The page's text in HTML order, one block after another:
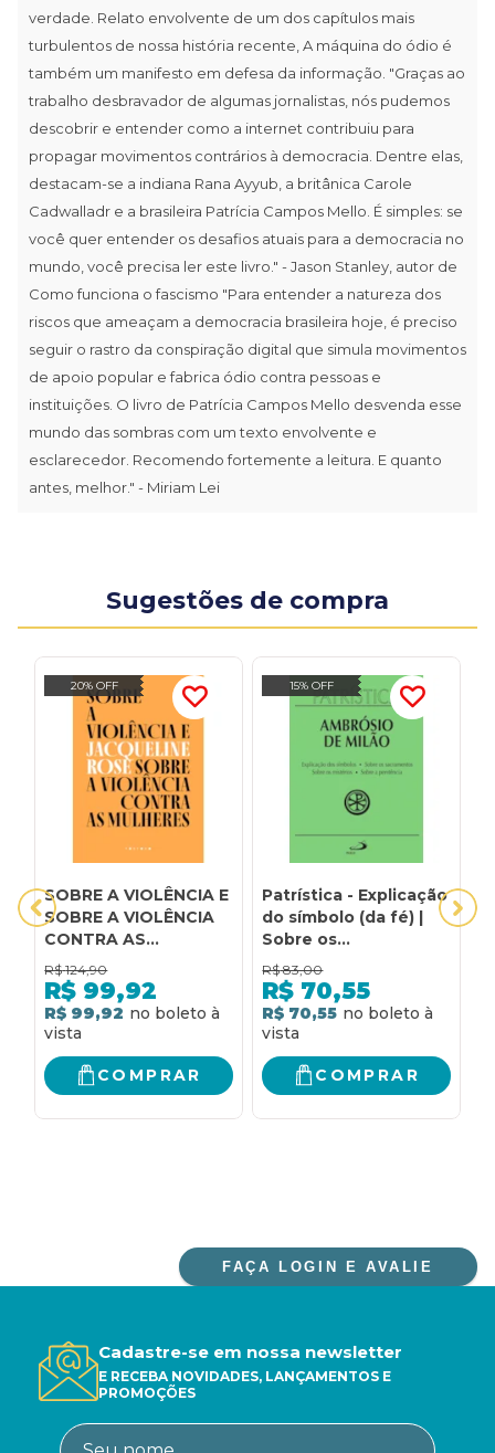
verdade. Relato envolvente de um dos capítulos mais
turbulentos de nossa história recente, A máquina do ódio é
também um manifesto em defesa da informação. "Graças ao
trabalho desbravador de algumas jornalistas, nós pudemos
descobrir e entender como a internet contribuiu para
propagar movimentos contrários à democracia. Dentre elas,
destacam-se a indiana Rana Ayyub, a britânica Carole
Cadwalladr e a brasileira Patrícia Campos Mello. É simples: se
você quer entender os desafios atuais para a democracia no
mundo, você precisa ler este livro." - Jason Stanley, autor de
Como funciona o fascismo "Para entender a natureza dos
riscos que ameaçam a democracia brasileira hoje, é preciso
seguir o rastro da conspiração digital que simula movimentos
de apoio popular e fabrica ódio contra pessoas e
instituições. O livro de Patrícia Campos Mello desvenda esse
mundo das sombras com um texto envolvente e
esclarecedor. Recomendo fortemente a leitura. E quanto
antes, melhor." - Miriam Lei
Sugestões de compra
20% OFF
SOBRE A VIOLÊNCIA E
SOBRE A VIOLÊNCIA
CONTRA AS
MULHERES
R$ 124,90
R$ 99,92
R$ 99,92
COMPRAR
15% OFF
Patrística - Explicação
do símbolo (da fé) |
Sobre os
sacramentos | Sobre
os mistérios | Sobre a
penitência - Vol. 5
R$ 83,00
R$ 70,55
R$ 70,55
COMPRAR
FAÇA LOGIN E AVALIE
Cadastre-se em nossa newsletter
E RECEBA NOVIDADES, LANÇAMENTOS E
PROMOÇÕES